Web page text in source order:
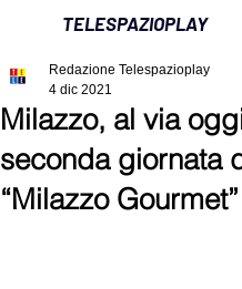
TELESPAZIOPLAY
Milazzo, al via
seconda giornata
“Milazzo Gourmet”
Redazione Telespazioplay
4 dic 2021